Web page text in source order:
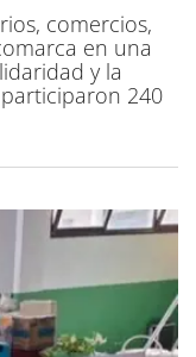
comercios,
en una
y la
240